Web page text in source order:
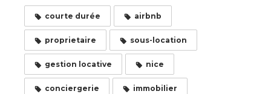
courte durée airbnb
proprietaire sous-location
gestion locative nice
conciergerie immobilier